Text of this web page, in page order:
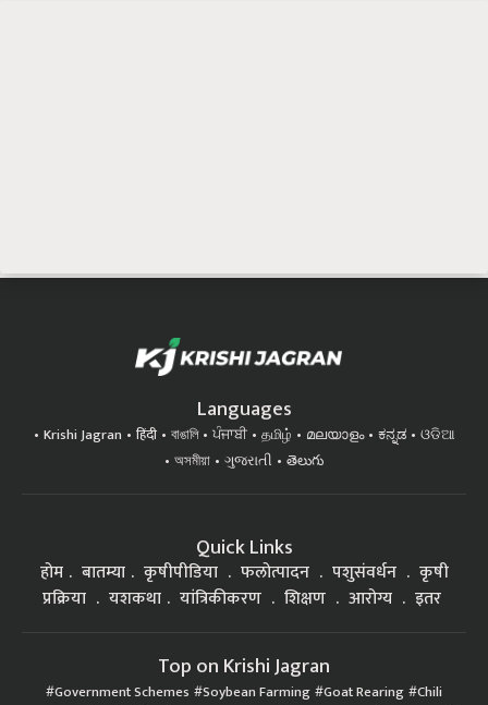
Languages
Krishi Jagran हिंदी বাঙালি ਪੰਜਾਬੀ தமிழ் മലയാളം ಕನ್ನಡ
ଓଡିଆ
অসমীয়া
ગુજરાતી తెలుగు
Quick Links
होम बातम्या कृषीपीडिया फलोत्पादन पशुसंवर्धन
कृषी
प्रक्रिया
यशकथा यांत्रिकीकरण शिक्षण आरोग्य इतर
Top on Krishi Jagran
Government Schemes Soybean Farming Goat Rearing Chili